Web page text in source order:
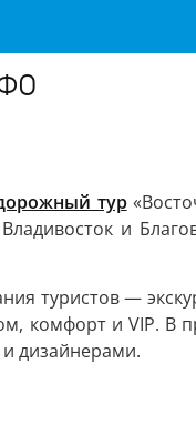
тур
и
туристов —
комфорт и VIP. В
дизайнерами.